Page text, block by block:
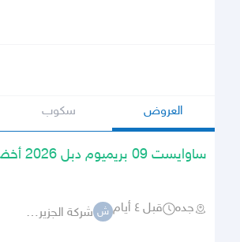
العروض سكوب
ساوايست 09 بريميوم دبل 2026 أخضر داخل بني
جده قبل ٤ أيام ش شركة الجزيرة -جارالله-